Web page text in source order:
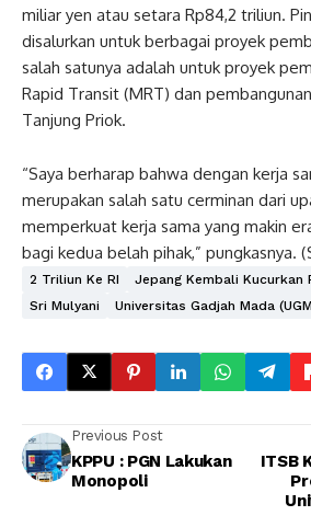
miliar yen atau setara Rp84,2 triliun.
disalurkan untuk berbagai proyek
salah satunya adalah untuk proyek
Rapid Transit (MRT) dan
Tanjung Priok.
“Saya berharap bahwa dengan kerja
merupakan salah satu cerminan dari
memperkuat kerja sama yang makin
bagi kedua belah pihak,” pungkasnya.
2 Triliun Ke RI
Jepang Kembali Kucurkan
Sri Mulyani
Universitas Gadjah Mada
Previous Post
KPPU : PGN Lakukan
Monopoli
ITSB